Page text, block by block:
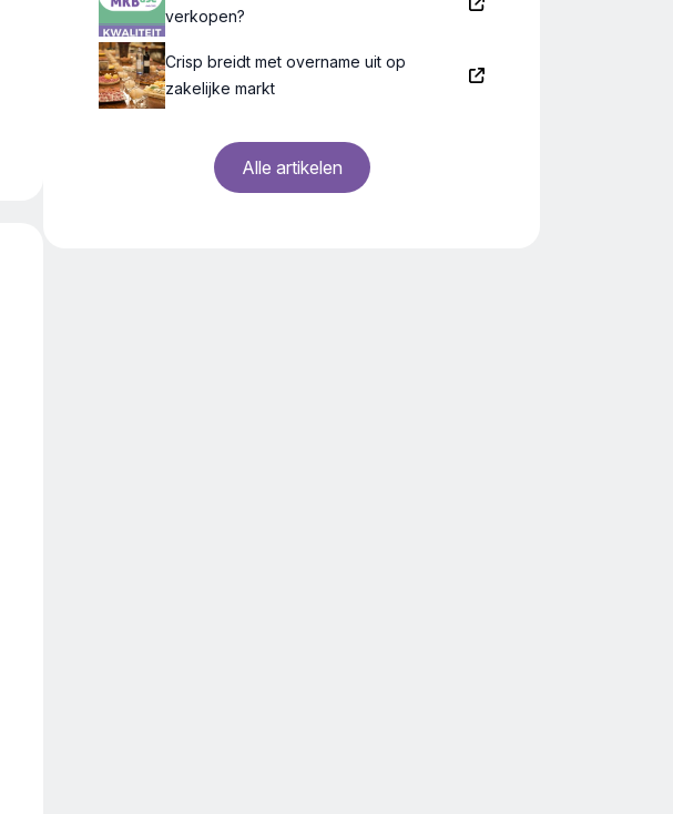
verkopen?
Crisp breidt met overname uit op
zakelijke markt
Alle artikelen